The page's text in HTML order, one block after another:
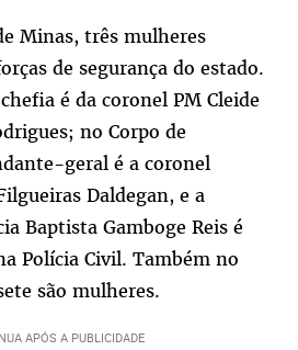
Minas, três mulheres
de segurança do estado.
é da coronel PM Cleide
no Corpo de
geral é a coronel
Daldegan, e a
Baptista Gamboge Reis é
Polícia Civil. Também no
são mulheres.